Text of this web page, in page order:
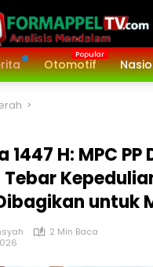
Otomotif
1447 H: MPC PP
untuk
2 Min Baca